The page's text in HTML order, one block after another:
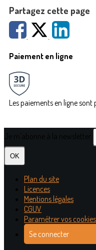
Partagez cette page
Paiement en ligne
Les paiements en ligne sont
OK
Plan du site
Licences
Mentions légales
CGUV
Paramétrer vos cookies
Se connecter